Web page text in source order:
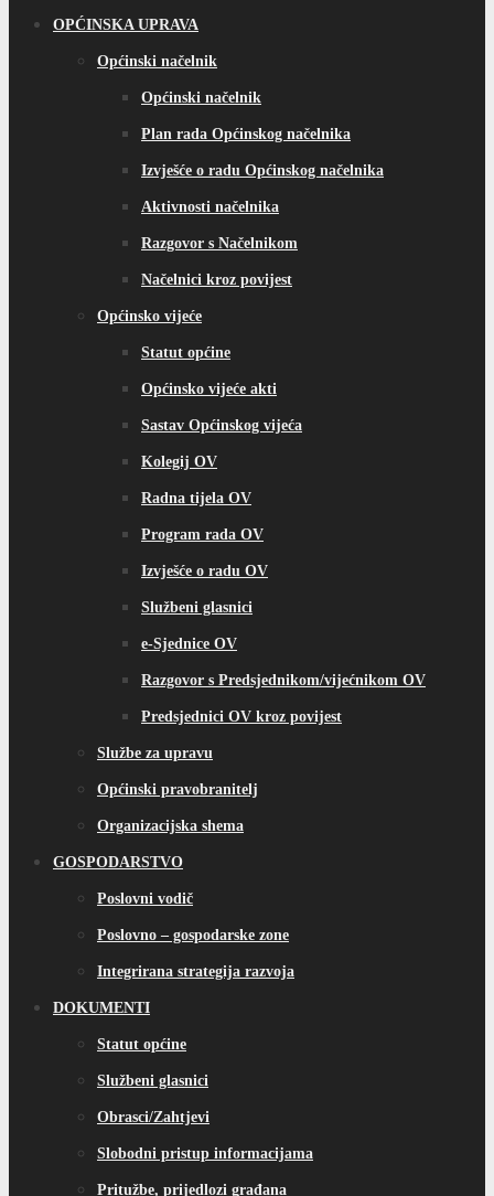
OPĆINSKA UPRAVA
Općinski načelnik
Općinski načelnik
Plan rada Općinskog načelnika
Izvješće o radu Općinskog načelnika
Aktivnosti načelnika
Razgovor s Načelnikom
Načelnici kroz povijest
Općinsko vijeće
Statut općine
Općinsko vijeće akti
Sastav Općinskog vijeća
Kolegij OV
Radna tijela OV
Program rada OV
Izvješće o radu OV
Službeni glasnici
e-Sjednice OV
Razgovor s Predsjednikom/vijećnikom OV
Predsjednici OV kroz povijest
Službe za upravu
Općinski pravobranitelj
Organizacijska shema
GOSPODARSTVO
Poslovni vodič
Poslovno – gospodarske zone
Integrirana strategija razvoja
DOKUMENTI
Statut općine
Službeni glasnici
Obrasci/Zahtjevi
Slobodni pristup informacijama
Pritužbe, prijedlozi građana